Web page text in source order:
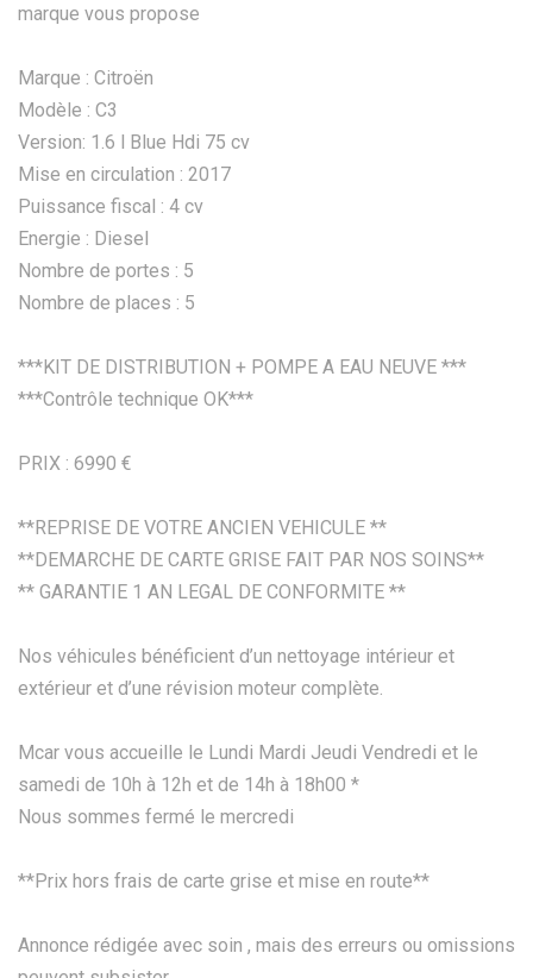
marque vous propose
Marque : Citroën
Modèle : C3
Version: 1.6 l Blue Hdi 75 cv
Mise en circulation : 2017
Puissance fiscal : 4 cv
Energie : Diesel
Nombre de portes : 5
Nombre de places : 5
***KIT DE DISTRIBUTION + POMPE A EAU NEUVE ***
***Contrôle technique OK***
PRIX : 6990 €
**REPRISE DE VOTRE ANCIEN VEHICULE **
**DEMARCHE DE CARTE GRISE FAIT PAR NOS SOINS**
** GARANTIE 1 AN LEGAL DE CONFORMITE **
Nos véhicules bénéficient d’un nettoyage intérieur et
extérieur et d’une révision moteur complète.
Mcar vous accueille le Lundi Mardi Jeudi Vendredi et le
samedi de 10h à 12h et de 14h à 18h00 *
Nous sommes fermé le mercredi
**Prix hors frais de carte grise et mise en route**
Annonce rédigée avec soin , mais des erreurs ou omissions